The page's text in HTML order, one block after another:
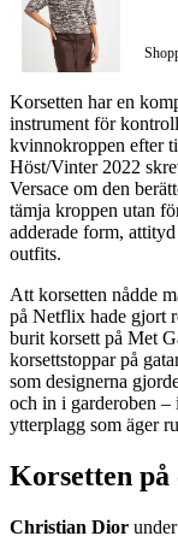
Korsetten har en
instrument för
kvinnokroppen efter
Höst/Vinter 2022
Versace om den
tämja kroppen utan
adderade form,
outfits.
Att korsetten nådde
på Netflix hade gjort
burit korsett på Met
korsettstoppar på
som designerna
och in i garderoben –
ytterplagg som äger
Korsetten på
Christian Dior